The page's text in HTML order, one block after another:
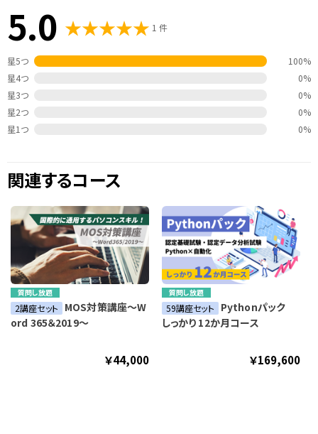
5.0 1 件
星5つ
100%
星4つ
0%
星3つ
0%
星2つ
0%
星1つ
0%
関連するコース
質問し放題
2講座セット MOS対策講座～W
ord 365＆2019～
￥44,000
質問し放題
59講座セット Pythonパック
しっかり 12か月コース
￥169,600